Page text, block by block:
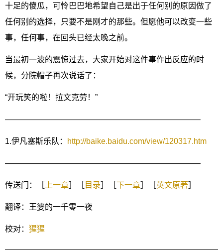
十足的傻瓜，可怜巴巴地希望自己是出于任何别的原因做了
任何别的选择，只要不是刚才的那些。但愿他可以改变一些
事，任何事，在回头已经太晚之前。
当最初一波的震惊过去，大家开始对这件事作出反应的时
候，分院帽子再次说话了：
“开玩笑的啦！拉文克劳！”
————————————————————————–
1.伊凡塞斯乐队： http://baike.baidu.com/view/120317.htm
————————————————————————–
传送门：［ 上一章 目录 下一章 英文原著
翻译：王婆的一千零一夜
校对： 猩猩